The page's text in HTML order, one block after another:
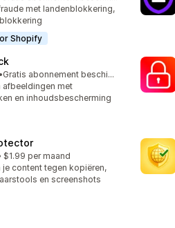
met landenblokkering,
Shopify
in totaal
•
Gratis abonnement beschikbaar
afbeeldingen met
en inhoudsbescherming
in totaal
$1.99 per maand
je content tegen kopiëren,
en screenshots